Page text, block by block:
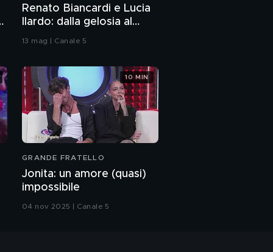
I Cugini di Campagna,
"Lettera 22"
I Cugini di Campagna:
l'intervista integrale
Renato Biancardi e Lucia
Ilardo: dalla gelosia al
13 mag | Canale 5
GRANDE FRATELLO
Jonita: un amore (quasi)
impossibile
04 nov 2025 | Canale 5
10 MIN